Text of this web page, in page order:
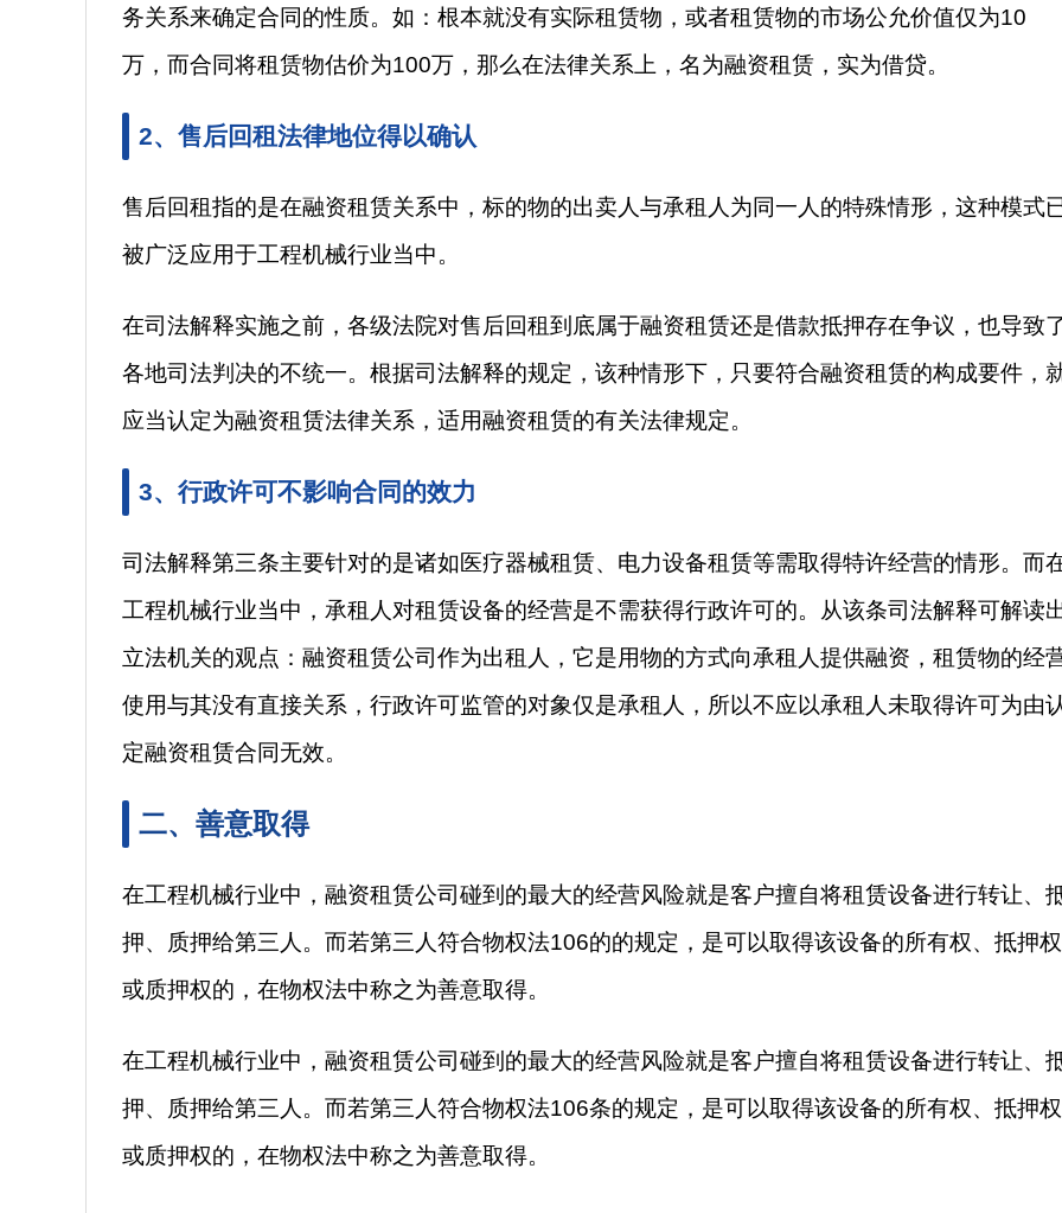
务关系来确定合同的性质。如：根本就没有实际租赁物，或者租赁物的市场公允价值仅为10
万，而合同将租赁物估价为100万，那么在法律关系上，名为融资租赁，实为借贷。
2、售后回租法律地位得以确认
售后回租指的是在融资租赁关系中，标的物的出卖人与承租人为同一人的特殊情形，这种模式
被广泛应用于工程机械行业当中。
在司法解释实施之前，各级法院对售后回租到底属于融资租赁还是借款抵押存在争议，也导致
各地司法判决的不统一。根据司法解释的规定，该种情形下，只要符合融资租赁的构成要件，
应当认定为融资租赁法律关系，适用融资租赁的有关法律规定。
3、行政许可不影响合同的效力
司法解释第三条主要针对的是诸如医疗器械租赁、电力设备租赁等需取得特许经营的情形。而
工程机械行业当中，承租人对租赁设备的经营是不需获得行政许可的。从该条司法解释可解读
立法机关的观点：融资租赁公司作为出租人，它是用物的方式向承租人提供融资，租赁物的经
使用与其没有直接关系，行政许可监管的对象仅是承租人，所以不应以承租人未取得许可为由
定融资租赁合同无效。
二、善意取得
在工程机械行业中，融资租赁公司碰到的最大的经营风险就是客户擅自将租赁设备进行转让、
押、质押给第三人。而若第三人符合物权法106的的规定，是可以取得该设备的所有权、抵押权
或质押权的，在物权法中称之为善意取得。
在工程机械行业中，融资租赁公司碰到的最大的经营风险就是客户擅自将租赁设备进行转让、
押、质押给第三人。而若第三人符合物权法106条的规定，是可以取得该设备的所有权、抵押权
或质押权的，在物权法中称之为善意取得。